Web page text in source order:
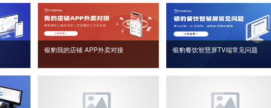
银豹我的店铺 APP外卖对接 银豹餐饮智慧屏TV端常见问题